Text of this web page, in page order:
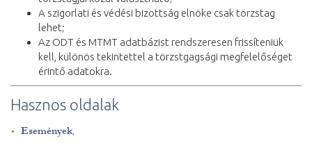
A szigorlati és védési bizottság elnöke csak törzstag
lehet;
Az ODT és MTMT adatbázist rendszeresen frissíteniük
kell, különös tekintettel a törzstgagsági megfelelőséget
érintő adatokra.
Hasznos oldalak
Események,